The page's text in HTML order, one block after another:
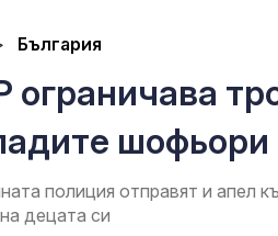
България
шофьори
полиция отправят и апел
децата си